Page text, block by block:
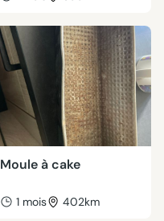
Moule à cake
1 mois 402km